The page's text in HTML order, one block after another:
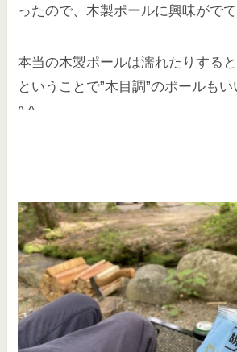
ったので、木製ポールに興味がでて
本当の木製ポールは濡れたりする
ということで”木目調”のポールも
^ ^